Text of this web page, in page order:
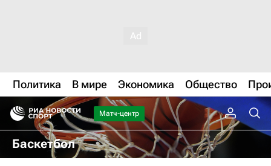
Политика В мире Экономика Общество
Матч-центр
Баскетбол